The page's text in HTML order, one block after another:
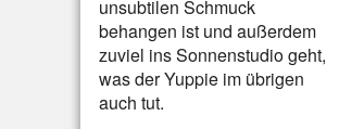
unsubtilen Schmuck
behangen ist und außerdem
zuviel ins Sonnenstudio geht,
was der Yuppie im übrigen
auch tut.